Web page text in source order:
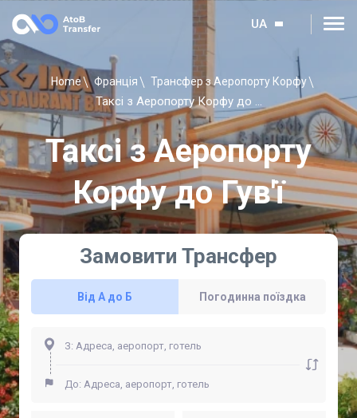
UA
Home Франція Трансфер з Аеропорту Корфу
Таксі з Аеропорту Корфу до Гув'ї
Таксі з Аеропорту
Корфу до Гув'ї
Замовити Трансфер
Від А до Б Погодинна поїздка